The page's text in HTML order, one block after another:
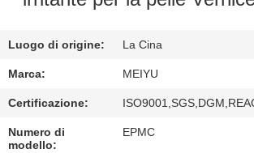
CONTROLLO
DELLA
QUALITÀ
Luogo di origine: La Cina
Marca: MEIYU
Certificazione:
Numero di
modello:
EPMC